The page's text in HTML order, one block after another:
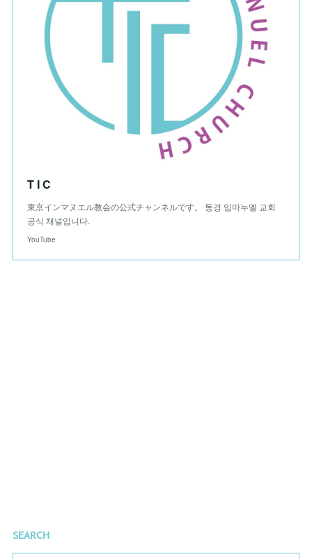
T I C
東京インマヌエル教会の公式チャンネルです。 동경 임마누엘 교회
공식 채널입니다.
YouTube
SEARCH